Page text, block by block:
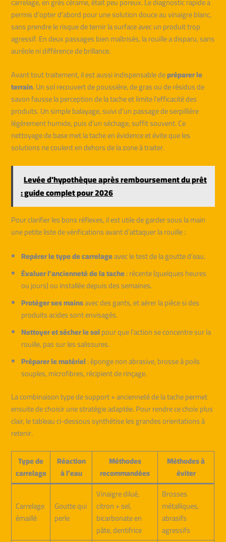
permis d’opter d’abord pour une solution douce au vinaigre blanc,
sans prendre le risque de ternir la surface avec un produit trop
agressif. En deux passages bien maîtrisés, la rouille a disparu, sans
auréole ni différence de brillance.
Avant tout traitement, il est aussi indispensable depréparer le
terrain. Un sol recouvert de poussière, de gras ou de résidus de
savon fausse la perception de la tache et limite l’efficacité des
produits. Un simple balayage, suivi d’un passage de serpillière
légèrement humide, puis d’un séchage, suffit souvent. Ce
nettoyage de base met la tache en évidence et évite que les
solutions ne coulent en dehors de la zone à traiter.
Levée d'hypothèque après remboursement du prêt
: guide complet pour 2026
Pour clarifier les bons réflexes, il est utile de garder sous la main
une petite liste de vérifications avant d’attaquer la rouille :
Repérer le type de carrelageavec le test de la goutte d’eau.
Évaluer l’ancienneté de la tache: récente (quelques heures
ou jours) ou installée depuis des semaines.
Protéger ses mainsavec des gants, et aérer la pièce si des
produits acides sont envisagés.
Nettoyer et sécher le solpour que l’action se concentre sur la
rouille, pas sur les salissures.
Préparer le matériel: éponge non abrasive, brosse à poils
souples, microfibres, récipient de rinçage.
La combinaison type de support + ancienneté de la tache permet
ensuite de choisir une stratégie adaptée. Pour rendre ce choix plus
clair, le tableau ci-dessous synthétise les grandes orientations à
retenir.
Type de
carrelage
Réaction
à l’eau
Méthodes
recommandées
Méthodes à
éviter
Carrelage
émaillé
Goutte qui
perle
Vinaigre dilué,
citron + sel,
bicarbonate en
pâte, dentifrice
Brosses
métalliques,
abrasifs
agressifs